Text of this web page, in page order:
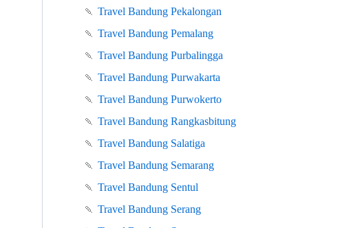
🍡 Travel Bandung Pekalongan
🍡 Travel Bandung Pemalang
🍡 Travel Bandung Purbalingga
🍡 Travel Bandung Purwakarta
🍡 Travel Bandung Purwokerto
🍡 Travel Bandung Rangkasbitung
🍡 Travel Bandung Salatiga
🍡 Travel Bandung Semarang
🍡 Travel Bandung Sentul
🍡 Travel Bandung Serang